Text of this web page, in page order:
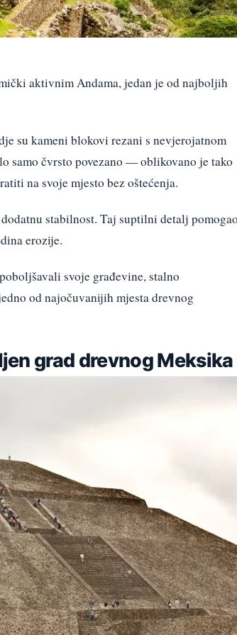
aktivnim Andama, jedan je od najboljih
su kameni blokovi rezani s nevjerojatnom
samo čvrsto povezano — oblikovano je tako
na svoje mjesto bez oštećenja.
stabilnost. Taj suptilni detalj
erozije.
svoje građevine, stalno
od najočuvanijih mjesta drevnog
grad drevnog Meksika